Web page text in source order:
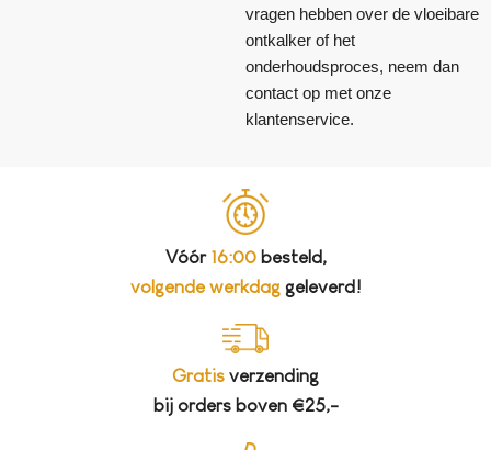
vragen hebben over de vloeibare
ontkalker of het
onderhoudsproces, neem dan
contact op met onze
klantenservice.
Vóór 16:00besteld,
volgende werkdag geleverd!
Gratis verzending
bij orders boven €25,-